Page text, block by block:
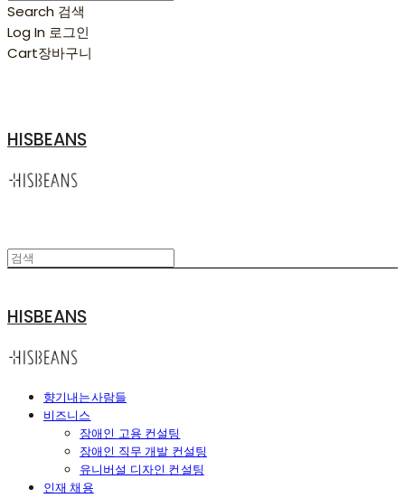
Search 검색
Log In 로그인
Cart장바구니
HISBEANS
HISBEANS
향기내는사람들
비즈니스
장애인 고용 컨설팅
장애인 직무 개발 컨설팅
유니버설 디자인 컨설팅
인재 채용